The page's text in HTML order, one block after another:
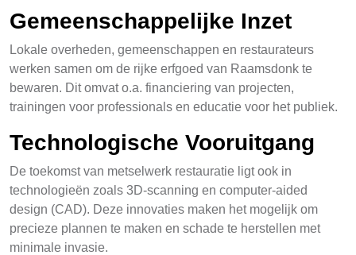
Gemeenschappelijke Inzet
Lokale overheden, gemeenschappen en restaurateurs
werken samen om de rijke erfgoed van Raamsdonk te
bewaren. Dit omvat o.a. financiering van projecten,
trainingen voor professionals en educatie voor het publiek.
Technologische Vooruitgang
De toekomst van metselwerk restauratie ligt ook in
technologieën zoals 3D-scanning en computer-aided
design (CAD). Deze innovaties maken het mogelijk om
precieze plannen te maken en schade te herstellen met
minimale invasie.